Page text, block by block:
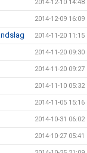
2014-12-10 14:48
2014-12-09 16:09
2014-11-20 11:15
2014-11-20 09:30
2014-11-20 09:27
2014-11-10 05:32
2014-11-05 15:16
2014-10-31 06:02
2014-10-27 05:41